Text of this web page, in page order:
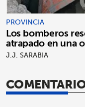
PROVINCIA
Los bomberos
atrapado en una
J.J. SARABIA